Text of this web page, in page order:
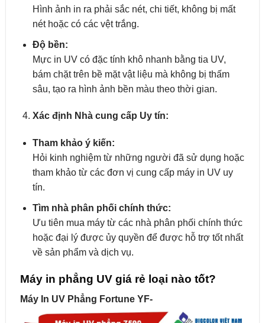
Hình ảnh in ra phải sắc nét, chi tiết, không bị mất
nét hoặc có các vệt trắng.
Độ bền:
Mực in UV có đặc tính khô nhanh bằng tia UV,
bám chặt trên bề mặt vật liệu mà không bị thấm
sâu, tạo ra hình ảnh bền màu theo thời gian.
Xác định Nhà cung cấp Uy tín:
Tham khảo ý kiến:
Hỏi kinh nghiệm từ những người đã sử dụng hoặc
tham khảo từ các đơn vị cung cấp máy in UV uy
tín.
Tìm nhà phân phối chính thức:
Ưu tiên mua máy từ các nhà phân phối chính thức
hoặc đại lý được ủy quyền để được hỗ trợ tốt nhất
về sản phẩm và dịch vụ.
Máy in phẳng UV giá rẻ loại nào tốt?
Máy In UV Phẳng Fortune YF-